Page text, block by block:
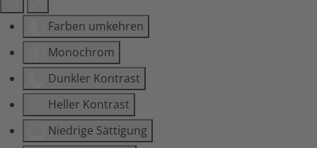
Farben umkehren
Monochrom
Dunkler Kontrast
Heller Kontrast
Niedrige Sättigung